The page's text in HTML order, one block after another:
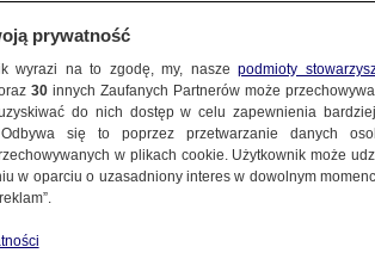
prywatność
wyrazi na to zgodę, my, naszepodmioty
30 innych Zaufanych Partnerów może
do nich dostęp w celu zapewnienia
się to poprzez przetwarzanie danych
w plikach cookie. Użytkownik może
w oparciu o uzasadniony interes w dowolnym